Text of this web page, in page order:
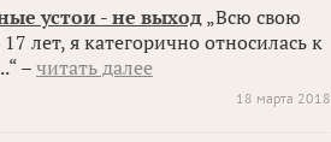
устои - не выход „Всю свою
лет, я категорично относилась к
–читать далее
18 марта 2018